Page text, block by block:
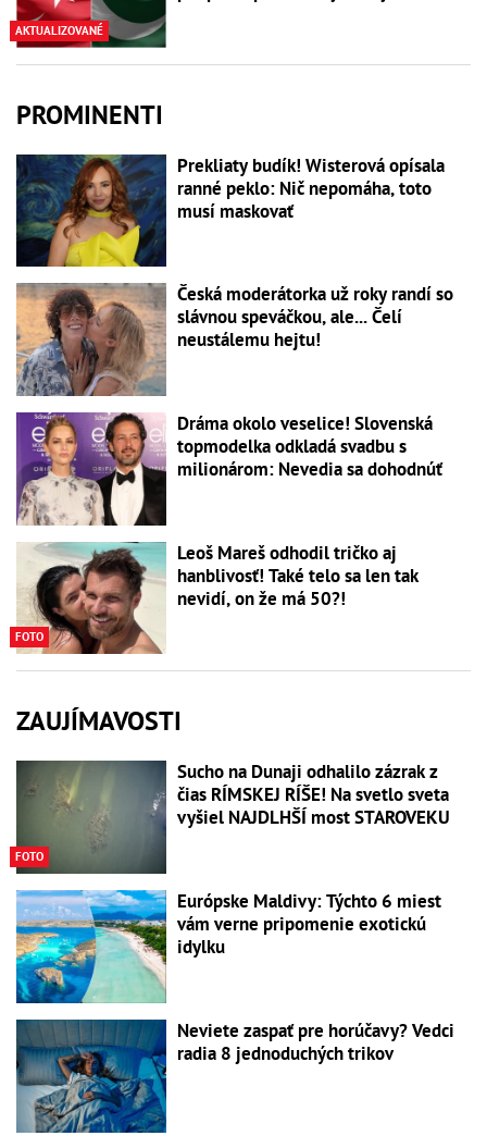
AKTUALIZOVANÉ
PROMINENTI
Prekliaty budík! Wisterová opísala
ranné peklo: Nič nepomáha, toto
musí maskovať
Česká moderátorka už roky randí so
slávnou speváčkou, ale... Čelí
neustálemu hejtu!
Dráma okolo veselice! Slovenská
topmodelka odkladá svadbu s
milionárom: Nevedia sa dohodnúť
FOTO
Leoš Mareš odhodil tričko aj
hanblivosť! Také telo sa len tak
nevidí, on že má 50?!
ZAUJÍMAVOSTI
FOTO
Sucho na Dunaji odhalilo zázrak z
čias RÍMSKEJ RÍŠE! Na svetlo sveta
vyšiel NAJDLHŠÍ most STAROVEKU
Európske Maldivy: Týchto 6 miest
vám verne pripomenie exotickú
idylku
Neviete zaspať pre horúčavy? Vedci
radia 8 jednoduchých trikov